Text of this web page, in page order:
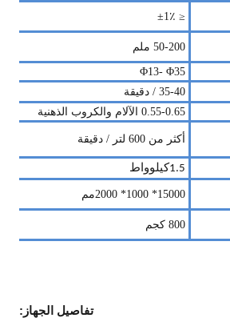
≤ ± 1٪
50-200 ملم
Φ13- Φ35
35-40 / دقيقة
0.55-0.65 الآلام والكروب الذهنية
أكثر من 600 لتر / دقيقة
1.5 كيلوواط
15000
* 1000
* 200
0 مم
800 كجم
تفاصيل الجهاز: